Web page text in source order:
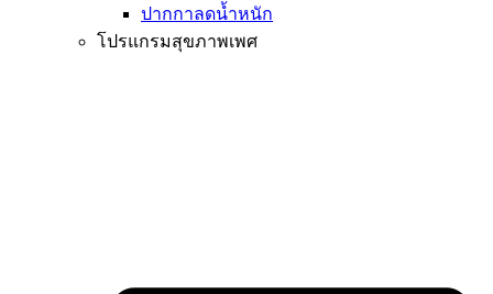
ปากกาลดน้ำหนัก
โปรแกรมสุขภาพเพศ